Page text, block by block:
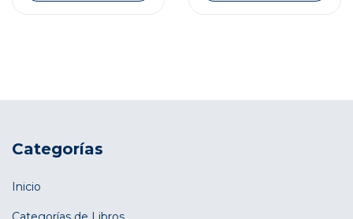
Categorías
Inicio